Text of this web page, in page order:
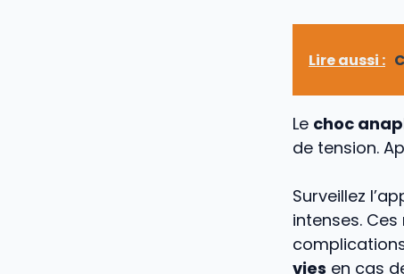
Lire aussi :
Le choc
de tension.
Surveillez
intenses.
vies en cas